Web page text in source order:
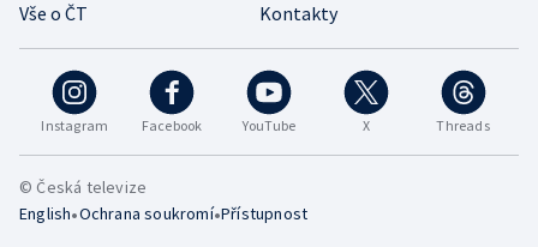
Instagram Facebook YouTube X Threads
Vše o ČT
Kontakty
© Česká televize
English•Ochrana soukromí•Přístupnost